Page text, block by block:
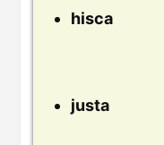
hisca
justa